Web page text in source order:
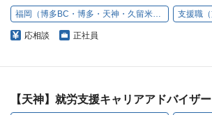
福岡（博多BC・博多・天神・久留米・小倉・うきは）
応相談 正社員
【天神】就労支援キャリアアドバイザー